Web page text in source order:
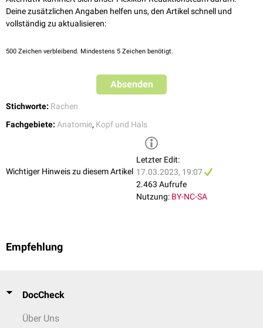
Deine zusätzlichen Angaben helfen uns, den Artikel schnell und
vollständig zu aktualisieren:
500 Zeichen verbleibend. Mindestens 5 Zeichen benötigt.
Absenden
Stichworte: Rachen
Fachgebiete: Anatomie, Kopf und Hals
Wichtiger Hinweis zu diesem Artikel
Letzter Edit:
17.03.2023, 19:07
2.463 Aufrufe
Nutzung: BY-NC-SA
Empfehlung
DocCheck
Über Uns